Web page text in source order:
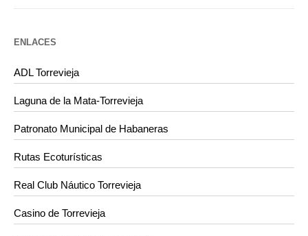
ENLACES
ADL Torrevieja
Laguna de la Mata-Torrevieja
Patronato Municipal de Habaneras
Rutas Ecoturísticas
Real Club Náutico Torrevieja
Casino de Torrevieja